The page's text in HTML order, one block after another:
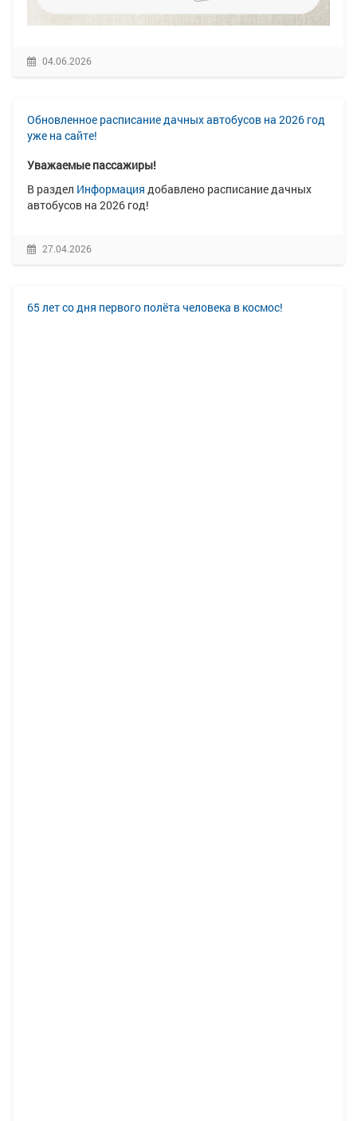
04.06.2026
Обновленное расписание дачных автобусов на 2026 год
уже на сайте!
Уважаемые пассажиры!
В раздел Информация добавлено расписание дачных
автобусов на 2026 год!
27.04.2026
65 лет со дня первого полёта человека в космос!